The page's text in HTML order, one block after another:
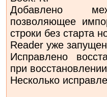
Добавлено
позволяющее
строки без старта
Reader уже
Исправлено
при
Несколько